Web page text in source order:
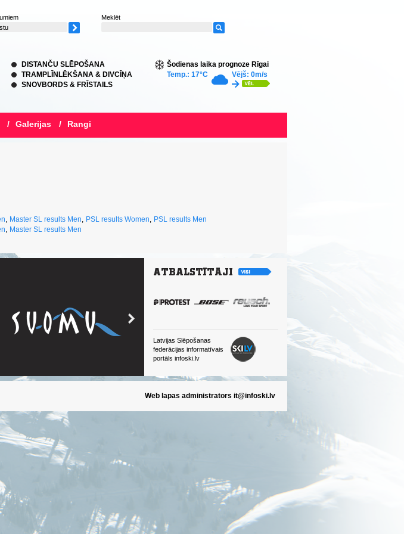
Meklēt
DISTANČU SLĒPOŠANA
TRAMPLĪNLĒKŠANA & DIVCĪŅA
SNOVBORDS & FRĪSTAILS
Šodienas laika prognoze Rīgai
Temp.: 17°C
Vējš: 0m/s
/ Galerijas / Rangi
, Master SL results Men, PSL results Women, PSL results Men
, Master SL results Men
Latvijas Slēpošanas
federācijas informatīvais
portāls infoski.lv
Web lapas administrators it@infoski.lv